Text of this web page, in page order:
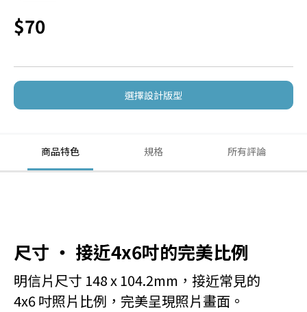
$70
選擇設計版型
商品特色
尺寸 ‧ 接近4x6吋的完美比例
明信片尺寸 148 x 104.2mm，接近常見的
4x6 吋照片比例，完美呈現照片畫面。
規格 所有評論